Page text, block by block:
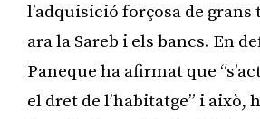
l’adquisició forçosa de
ara la Sareb i els bancs. En
Paneque ha afirmat que
el dret de l’habitatge” i això,